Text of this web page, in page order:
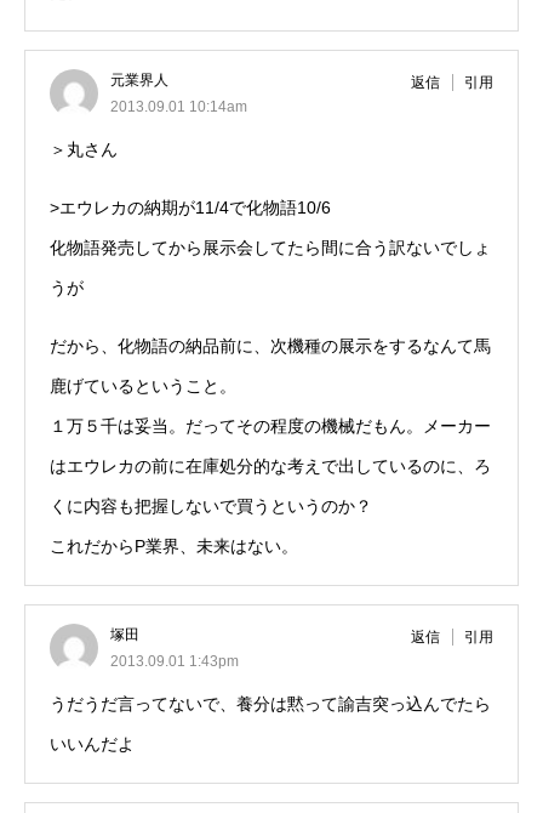
元業界人
2013.09.01 10:14am
返信 引用
＞丸さん
>エウレカの納期が11/4で化物語10/6
化物語発売してから展示会してたら間に合う訳ないでしょ
うが
だから、化物語の納品前に、次機種の展示をするなんて馬
鹿げているということ。
１万５千は妥当。だってその程度の機械だもん。メーカー
はエウレカの前に在庫処分的な考えで出しているのに、ろ
くに内容も把握しないで買うというのか？
これだからP業界、未来はない。
塚田
2013.09.01 1:43pm
返信 引用
うだうだ言ってないで、養分は黙って諭吉突っ込んでたら
いいんだよ